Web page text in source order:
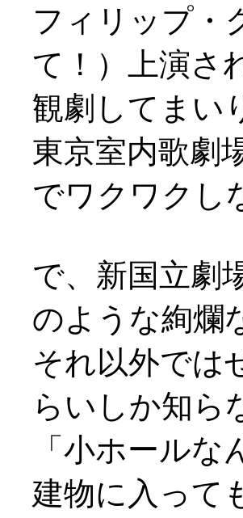
フィリップ・
て！）上演さ
観劇してまい
東京室内歌劇
でワクワクし
で、新国立劇
のような絢爛
それ以外では
らいしか知ら
「小ホール
建物に入って